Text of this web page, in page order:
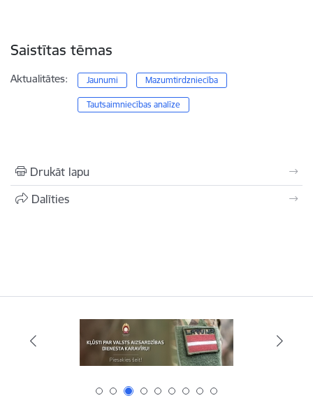
Saistītas tēmas
Aktualitātes: Jaunumi Mazumtirdzniecība
Tautsaimniecības analīze
Drukāt lapu
Dalīties